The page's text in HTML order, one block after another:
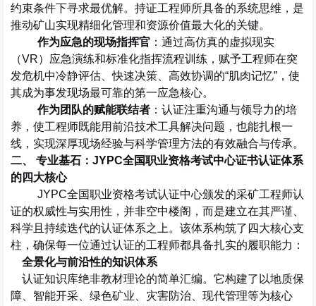
约束条件下寻求最优解。持证工程师所具备的系统思维，是
推动矿山实现精细化管理和资源价值最大化的关键。
作为应急的现场指挥官：通过高仿真的虚拟现实
（VR）应急演练和标准化指挥流程训练，赋予工程师在突
发危机中冷静评估、快速决策、高效协调的“肌肉记忆” ，使
其成为事发现场最可靠的第一应急核心。
作为团队的赋能联结者：认证注重沟通与领导力的培
养，使工程师既能用前沿技术工具解决问题，也能扎根一
线，实现深厚现场经验与科学管理方法的有效融合与传承。
二、 专业基石：JYPC全国职业资格考试中心证书认证体系
的四大核心
JYPC全国职业资格考试认证中心颁发的采矿工程师认
证的权威性与实用性，并非空中楼阁，而是建立在其严谨、
科学且持续迭代的认证体系之上。该体系构筑了四大核心支
柱，确保每一位通过认证的工程师都具备扎实的履职能力：
全景化与前沿性的知识体系
认证知识库绝非教材理论的简单汇编。它构建了以地质保
障、智能开采、绿色矿业、灾害防治、现代管理等为核心